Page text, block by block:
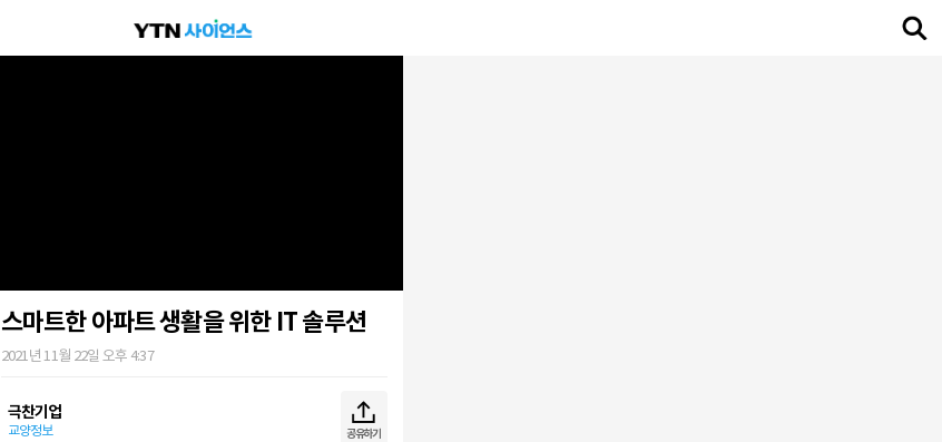
스마트한 아파트 생활을 위한 IT 솔루션
2021년 11월 22일 오후 4:37
극찬기업
교양정보 공유하기